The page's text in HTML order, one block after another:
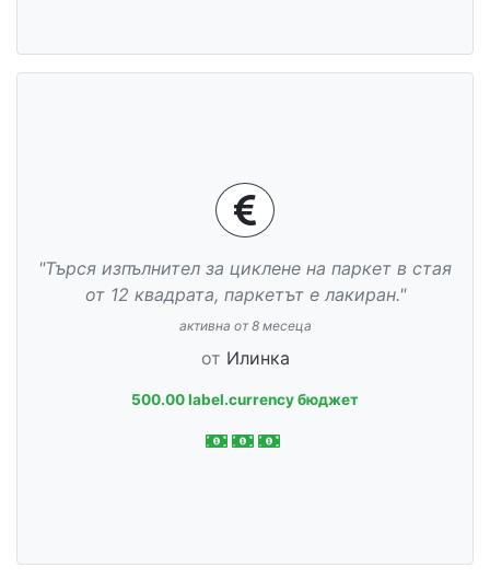
"Търся изпълнител за циклене на паркет в стая
от 12 квадрата, паркетът е лакиран."
активна от 8 месеца
от Илинка
500.00 label.currency бюджет